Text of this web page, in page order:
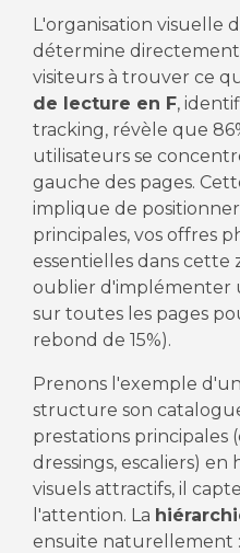
L'organisation visuelle
détermine directement
visiteurs à trouver ce
de lecture en F,
tracking, révèle que
utilisateurs se
gauche des pages.
implique de
principales, vos offres
essentielles dans cette
oublier d'implémenter
sur toutes les pages
rebond de 15%).
Prenons l'exemple
structure son
prestations principales
dressings, escaliers)
visuels attractifs, il
l'attention. La
ensuite naturellement